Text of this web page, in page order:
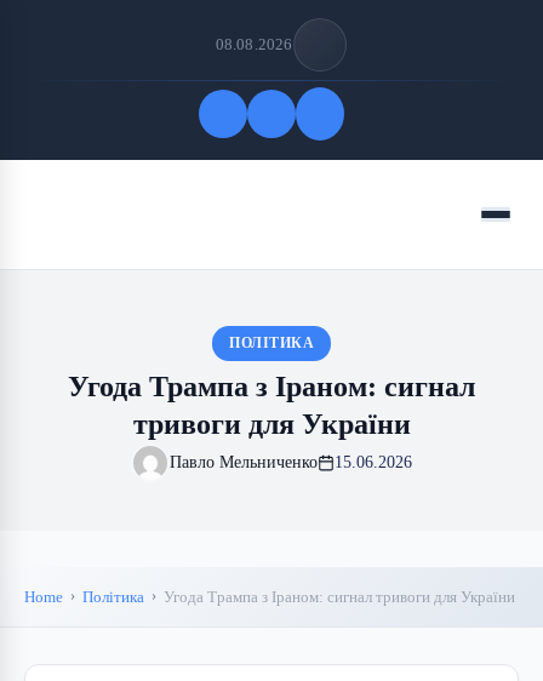
08.08.2026
Menu
ПОЛІТИКА
Угода Трампа з Іраном: сигнал
тривоги для України
Павло Мельниченко 15.06.2026
Home Політика Угода Трампа з Іраном: сигнал тривоги для України